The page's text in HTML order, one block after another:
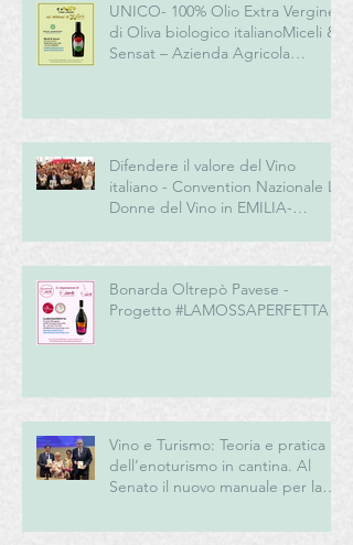
UNICO- 100% Olio Extra Vergine
di Oliva biologico italianoMiceli &
Sensat – Azienda Agricola
Difendere il valore del Vino
italiano - Convention Nazionale Le
Donne del Vino in EMILIA-
Bonarda Oltrepò Pavese -
Progetto #LAMOSSAPERFETTA
Vino e Turismo: Teoria e pratica
dell’enoturismo in cantina. Al
Senato il nuovo manuale per la
del vino italiano